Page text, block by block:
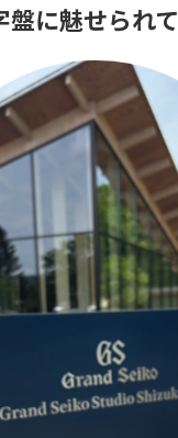
盤に魅せられて